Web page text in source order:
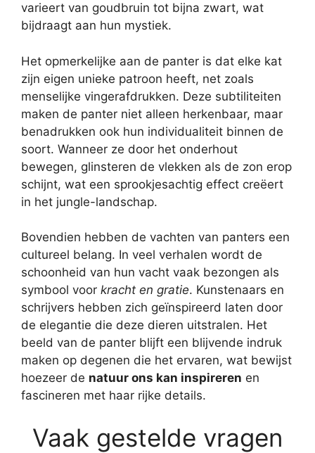
varieert van goudbruin tot bijna zwart, wat
bijdraagt aan hun mystiek.
Het opmerkelijke aan de panter is dat elke kat
zijn eigen unieke patroon heeft, net zoals
menselijke vingerafdrukken. Deze subtiliteiten
maken de panter niet alleen herkenbaar, maar
benadrukken ook hun individualiteit binnen de
soort. Wanneer ze door het onderhout
bewegen, glinsteren de vlekken als de zon erop
schijnt, wat een sprookjesachtig effect creëert
in het jungle-landschap.
Bovendien hebben de vachten van panters een
cultureel belang. In veel verhalen wordt de
schoonheid van hun vacht vaak bezongen als
symbool voor kracht en gratie. Kunstenaars en
schrijvers hebben zich geïnspireerd laten door
de elegantie die deze dieren uitstralen. Het
beeld van de panter blijft een blijvende indruk
maken op degenen die het ervaren, wat bewijst
hoezeer de natuur ons kan inspireren en
fascineren met haar rijke details.
Vaak gestelde vragen